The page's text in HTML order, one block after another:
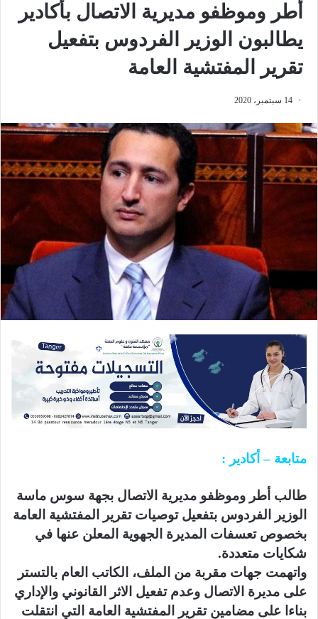
أطر وموظفو مديرية الاتصال بأكادير
يطالبون الوزير الفردوس بتفعيل
تقرير المفتشية العامة
14 سبتمبر، 2020
متابعة – أكادير :
طالب أطر وموظفو مديرية الاتصال بجهة سوس ماسة
الوزير الفردوس بتفعيل توصيات تقرير المفتشية العامة
بخصوص تعسفات المديرة الجهوية المعلن عنها في
شكايات متعددة.
واتهمت جهات مقربة من الملف، الكاتب العام بالتستر
على مديرة الاتصال وعدم تفعيل الاثر القانوني والإداري
بناءا على مضامين تقرير المفتشية العامة التي انتقلت